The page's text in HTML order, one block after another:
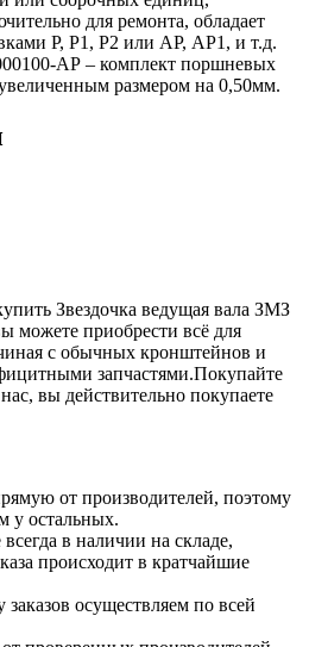
для ремонта, обладает
Р, Р1, Р2 или АР, АР1, и т.д.
АР – комплект поршневых
размером на 0,50мм.
Звездочка ведущая вала ЗМЗ
можете приобрести всё для
с обычных кронштейнов и
запчастями.Покупайте
вы действительно покупаете
от производителей, поэтому
у остальных.
в наличии на складе,
происходит в кратчайшие
осуществляем по всей